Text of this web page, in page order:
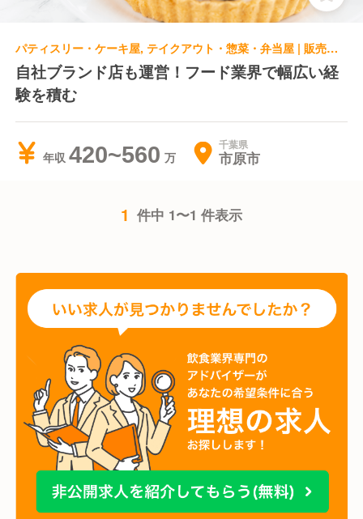
パティスリー・ケーキ屋, テイクアウト・惣菜・弁当屋 | 販売スタッフ
自社ブランド店も運営！フード業界で幅広い経
験を積む
年収 420~560 千葉県
市原市
1 件中 1〜1 件表示